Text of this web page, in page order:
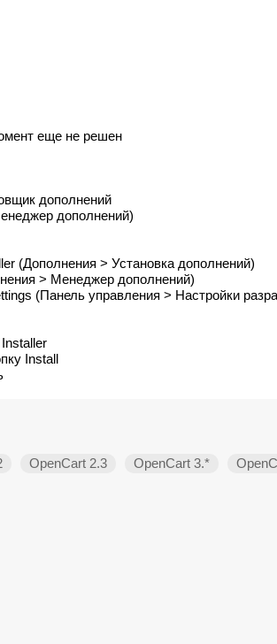
еще не решен
дополнений
дополнений)
(Дополнения > Установка дополнений)
> Менеджер дополнений)
(Панель управления > Настройки
Install
OpenCart 2.3 OpenCart 3.*